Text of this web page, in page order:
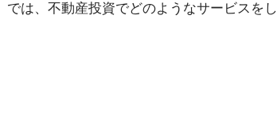
は、不動産投資でどのようなサービスをし